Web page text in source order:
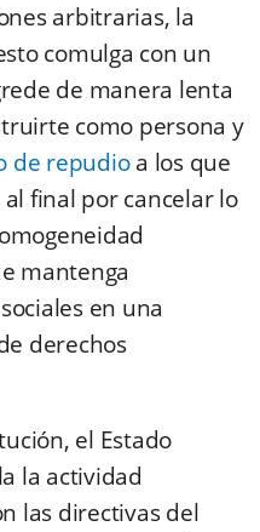
arbitrarias, la
comulga con un
de manera lenta
como persona y
de repudioa los que
final por cancelar lo
mantenga
en una
derechos
el Estado
la actividad
las directivas del